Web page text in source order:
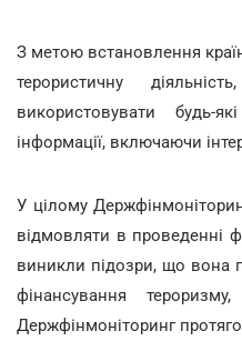
З метою встановлення
терористичну
використовувати будь-
інформації, включаючи
У цілому
відмовляти в проведенні
виникли підозри, що вона
фінансування
Держфінмоніторинг